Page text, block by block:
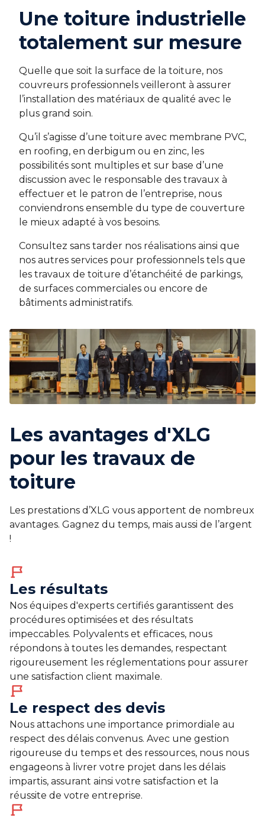
Une toiture industrielle
totalement sur mesure
Quelle que soit la surface de la toiture, nos
couvreurs professionnels veilleront à assurer
l’installation des matériaux de qualité avec le
plus grand soin.
Qu’il s’agisse d’une toiture avec membrane PVC,
en roofing, en derbigum ou en zinc, les
possibilités sont multiples et sur base d’une
discussion avec le responsable des travaux à
effectuer et le patron de l’entreprise, nous
conviendrons ensemble du type de couverture
le mieux adapté à vos besoins.
Consultez sans tarder nos réalisations ainsi que
nos autres services pour professionnels tels que
les travaux de toiture d’étanchéité de parkings,
de surfaces commerciales ou encore de
bâtiments administratifs.
Les avantages d'XLG
pour les travaux de
toiture
Les prestations d’XLG vous apportent de nombreux
avantages. Gagnez du temps, mais aussi de l’argent
!
Les résultats
Nos équipes d'experts certifiés garantissent des
procédures optimisées et des résultats
impeccables. Polyvalents et efficaces, nous
répondons à toutes les demandes, respectant
rigoureusement les réglementations pour assurer
une satisfaction client maximale.
Le respect des devis
Nous attachons une importance primordiale au
respect des délais convenus. Avec une gestion
rigoureuse du temps et des ressources, nous nous
engageons à livrer votre projet dans les délais
impartis, assurant ainsi votre satisfaction et la
réussite de votre entreprise.